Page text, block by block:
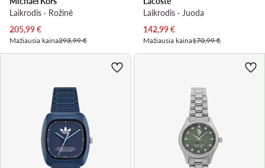
Laikrodis · Rožinė
Dabartinė kaina
205,99€
Mažiausia kaina293,99 €
Laikrodis · Juoda
Dabartinė kaina
142,99€
Mažiausia kaina170,99 €